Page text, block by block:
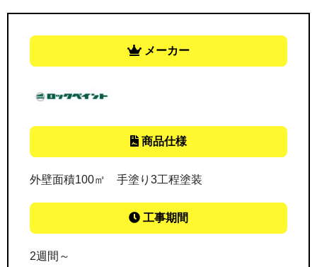
メーカー
商品仕様
外壁面積100㎡ 手塗り3工程塗装
工事期間
2週間～